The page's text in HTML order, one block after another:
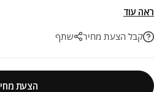
לחיפוי וריצוף חוץ, מרפסות, בריכות
לאורך שנים.
ראה עוד
קבל הצעת מחיר
שתף
הצעת